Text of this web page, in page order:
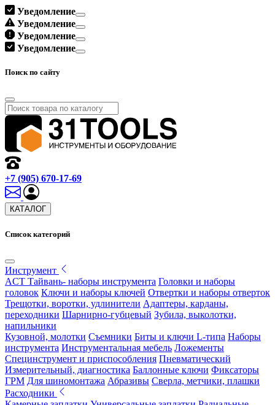
Уведомление
Уведомление
Уведомление
Уведомление
Поиск по сайту
+7 (905) 670-17-69
КАТАЛОГ
Список категорий
Инструмент
ACT Тайвань- наборы инструмента Головки и наборы
головок Ключи и наборы ключей Отвертки и наборы отверток
Трещотки, воротки, удлинители Адаптеры, карданы,
переходники Шарнирно-губцевый Зубила, выколотки,
напильники
Кузовной, молотки Съемники Биты и ключи L-типа Наборы
инструмента Инструментальная мебель Ложементы
Специнструмент и приспособления Пневматический
Измерительный, диагностика Баллонные ключи Фиксаторы
ГРМ Для шиномонтажа Абразивы Сверла, метчики, плашки
Расходники